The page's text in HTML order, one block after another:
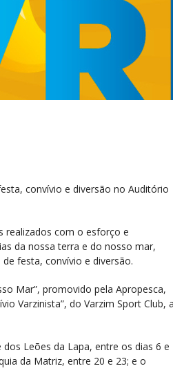
convívio e diversão no Auditório
realizados com o esforço e
da nossa terra e do nosso mar,
festa, convívio e diversão.
Mar”, promovido pela Apropesca,
Varzinista”, do Varzim Sport Club, a
Leões da Lapa, entre os dias 6 e
da Matriz, entre 20 e 23; e o